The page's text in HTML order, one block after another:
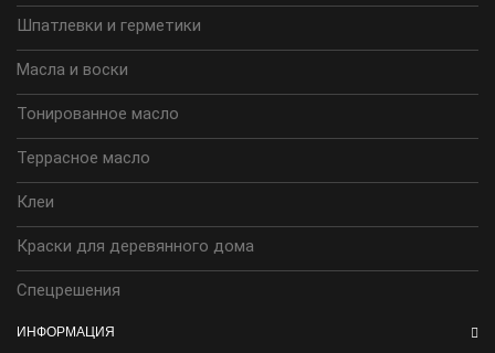
Шпатлевки и герметики
Масла и воски
Тонированное масло
Террасное масло
Клеи
Краски для деревянного дома
Спецрешения
ИНФОРМАЦИЯ